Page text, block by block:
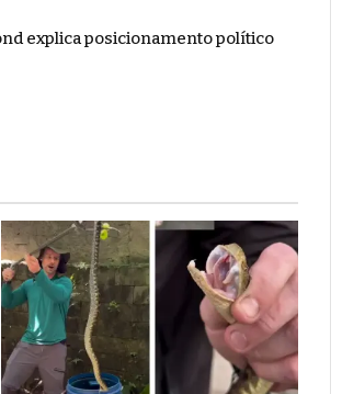
explica posicionamento político